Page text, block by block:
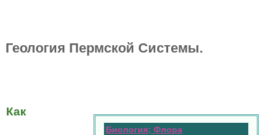
Геология Пермской Системы.
Биология; Флора
Как